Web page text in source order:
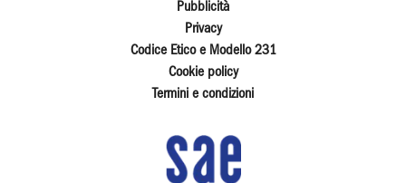
Pubblicità
Privacy
Codice Etico e Modello 231
Cookie policy
Termini e condizioni